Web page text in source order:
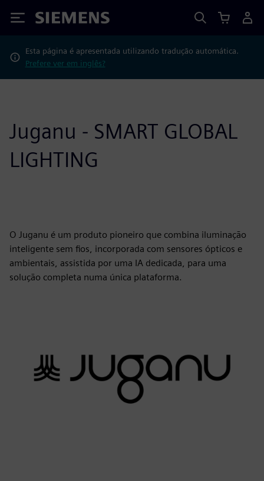
Siemens
Esta página é apresentada utilizando tradução automática.
Prefere ver em inglês?
Juganu - SMART GLOBAL
LIGHTING
O Juganu é um produto pioneiro que combina iluminação
inteligente sem fios, incorporada com sensores ópticos e
ambientais, assistida por uma IA dedicada, para uma
solução completa numa única plataforma.